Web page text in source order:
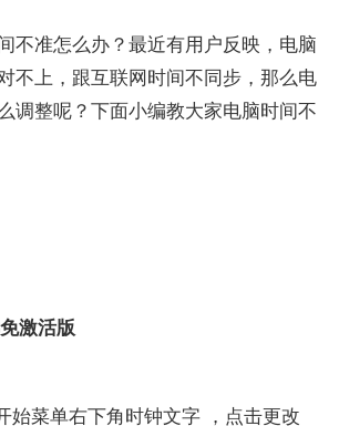
不准怎么办？最近有用户反映，电脑
不上，跟互联网时间不同步，那么电
调整呢？下面小编教大家电脑时间不
激活版
始菜单右下角时钟文字 ，点击更改